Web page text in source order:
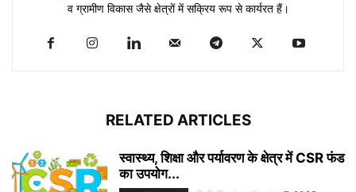
व ग्रामीण विकास जैसे क्षेत्रों में सक्रिय रूप से कार्यरत हैं।
RELATED ARTICLES
स्वास्थ्य, शिक्षा और पर्यावरण के क्षेत्र में CSR फंड
का उपयोग...